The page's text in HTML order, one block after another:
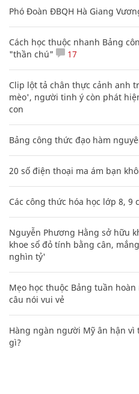
Phó Đoàn ĐBQH Hà Giang
Cách học thuộc nhanh Bảng
"thần chú"
17
Clip lột tả chân thực cảnh anh
mèo', người tinh ý còn phát
con
Bảng công thức đạo hàm
20 số điện thoại ma ám bạn
Các công thức hóa học lớp 8, 9
Nguyễn Phương Hằng sở hữu
khoe sổ đỏ tính bằng cân,
nghìn tỷ'
Mẹo học thuộc Bảng tuần
câu nói vui vẻ
Hàng ngàn người Mỹ ân hận vì
gì?